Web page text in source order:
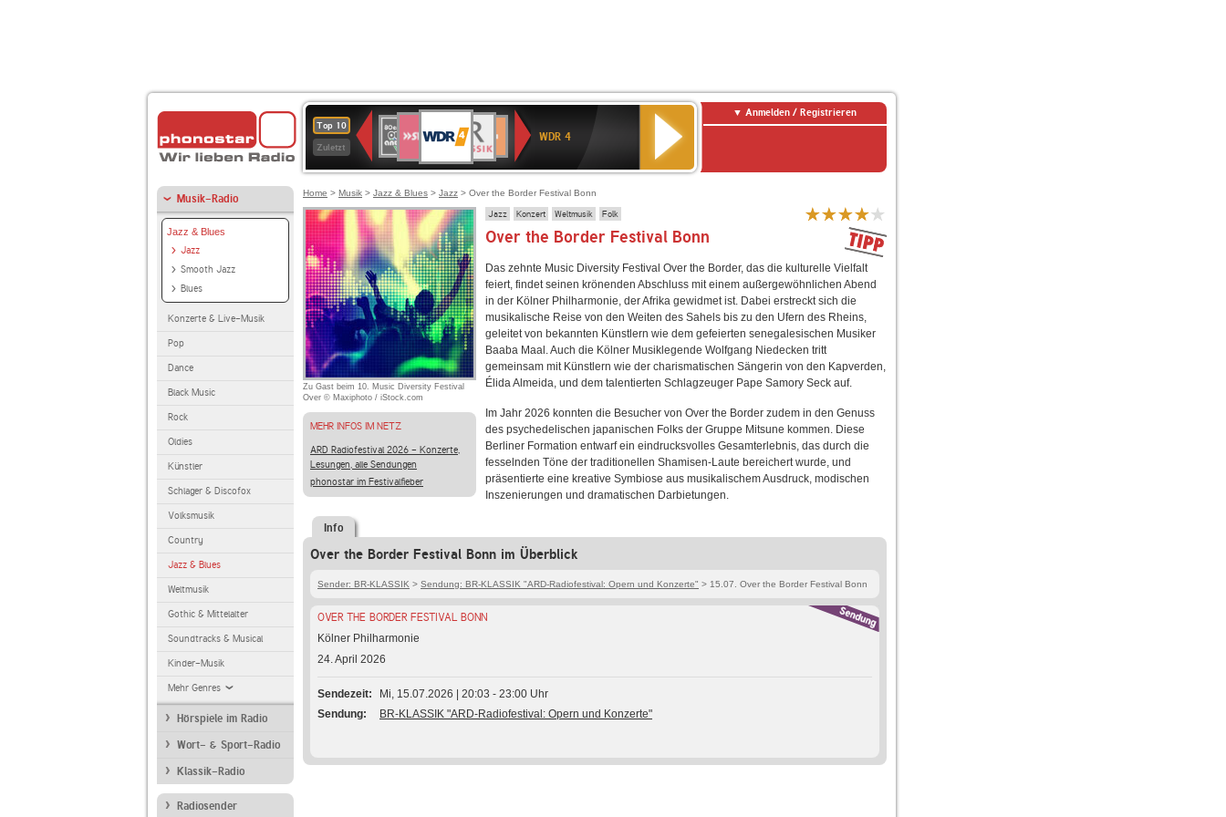
Top 10
Zuletzt
Deutschlandfunk
80er
90er
OLDIE
ANTENNE
4
KLASSIK
Deutschlandfunk
Kultur
Kultur
2
WDR 4
Anmelden / Registrieren
Musik-Radio
Jazz & Blues
Jazz
Smooth Jazz
Blues
Konzerte & Live-Musik
Pop
Dance
Black Music
Rock
Oldies
Künstler
Schlager & Discofox
Volksmusik
Country
Jazz & Blues
Weltmusik
Gothic & Mittelalter
Soundtracks & Musical
Kinder-Musik
Mehr Genres
Hörspiele im Radio
Wort- & Sport-Radio
Klassik-Radio
Radiosender
Home > Musik > Jazz & Blues > Jazz > Over the Border Festival Bonn
Zu Gast beim 10. Music Diversity Festival
Over © Maxiphoto / iStock.com
MEHR INFOS IM NETZ
ARD Radiofestival 2026 - Konzerte,
Lesungen, alle Sendungen
phonostar im Festivalfieber
Jazz Konzert Weltmusik Folk
Over the Border Festival Bonn
Das zehnte Music Diversity Festival Over the Border, das die kulturelle Vielfalt
feiert, findet seinen krönenden Abschluss mit einem außergewöhnlichen Abend
in der Kölner Philharmonie, der Afrika gewidmet ist. Dabei erstreckt sich die
musikalische Reise von den Weiten des Sahels bis zu den Ufern des Rheins,
geleitet von bekannten Künstlern wie dem gefeierten senegalesischen Musiker
Baaba Maal. Auch die Kölner Musiklegende Wolfgang Niedecken tritt
gemeinsam mit Künstlern wie der charismatischen Sängerin von den Kapverden,
Élida Almeida, und dem talentierten Schlagzeuger Pape Samory Seck auf.
Im Jahr 2026 konnten die Besucher von Over the Border zudem in den Genuss
des psychedelischen japanischen Folks der Gruppe Mitsune kommen. Diese
Berliner Formation entwarf ein eindrucksvolles Gesamterlebnis, das durch die
fesselnden Töne der traditionellen Shamisen-Laute bereichert wurde, und
präsentierte eine kreative Symbiose aus musikalischem Ausdruck, modischen
Inszenierungen und dramatischen Darbietungen.
Info
Over the Border Festival Bonn im Überblick
Sender: BR-KLASSIK > Sendung: BR-KLASSIK "ARD-Radiofestival: Opern und Konzerte" > 15.07. Over the Border Festival Bonn
OVER THE BORDER FESTIVAL BONN
Kölner Philharmonie
24. April 2026
Sendezeit
Mi, 15.07.2026 | 20:03 - 23:00 Uhr
Sendung
BR-KLASSIK "ARD-Radiofestival: Opern und Konzerte"